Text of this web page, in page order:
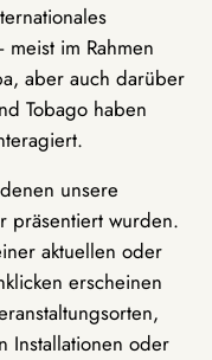
im Rahmen
aber auch darüber
Tobago haben
unsere
präsentiert wurden.
aktuellen oder
erscheinen
Installationen oder